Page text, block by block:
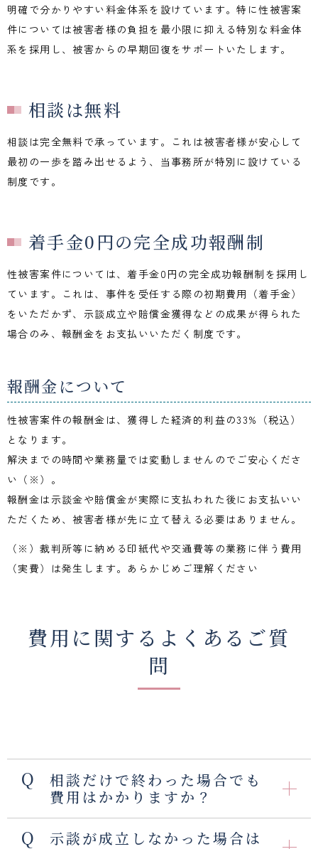
明確で分かりやすい料金体系を設けています。特に性被害案
件については被害者様の負担を最小限に抑える特別な料金体
系を採用し、被害からの早期回復をサポートいたします。
相談は無料
相談は完全無料で承っています。これは被害者様が安心して
最初の一歩を踏み出せるよう、当事務所が特別に設けている
制度です。
着手金0円の完全成功報酬制
性被害案件については、着手金0 円の完全成功報酬制を採用し
ています。これは、事件を受任する際の初期費用（着手金）
をいただかず、示談成立や賠償金獲得などの成果が得られた
場合のみ、報酬金をお支払いいただく制度です。
報酬金について
性被害案件の報酬金は、獲得した経済的利益の33% （税込）
となります。
解決までの時間や業務量では変動しませんのでご安心くださ
い（※）。
報酬金は示談金や賠償金が実際に支払われた後にお支払いい
ただくため、被害者様が先に立て替える必要はありません。
（※）裁判所等に納める印紙代や交通費等の業務に伴う費用
（実費）は発生します。あらかじめご理解ください
費用に関するよくあるご質
問
相談だけで終わった場合でも
費用はかかりますか？
示談が成立しなかった場合は